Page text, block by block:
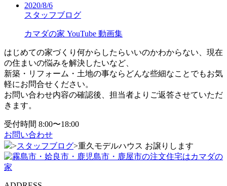
2020/8/6
スタッフブログ
カマダの家 YouTube 動画集
はじめての家づくり何からしたらいいのかわからない、現在
の住まいの悩みを解決したいなど、
新築・リフォーム・土地の事ならどんな些細なことでもお気
軽にお問合せください。
お問い合わせ内容の確認後、担当者よりご返答させていただ
きます。
受付時間 8:00〜18:00
お問い合わせ
>スタッフブログ>重久モデルハウス お譲りします